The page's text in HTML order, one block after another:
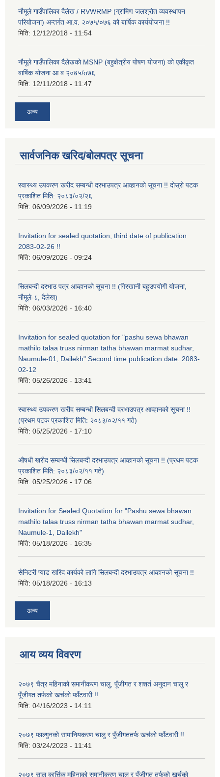
नौमूले गाउँपालिका दैलेख / RVWRMP (ग्रामिण जलश्रोत व्यवस्थापन
परियोजना) अन्तर्गत आ.व. २०७५/०७६ को बार्षिक कार्ययोजना !!
मिति: 12/12/2018 - 11:54
नौमूले गाउँपालिका दैलेखको MSNP (बहुक्षेत्रीय पोषण योजना) को एकीकृत
बार्षिक योजना आ ब २०७५/o७६
मिति: 12/11/2018 - 11:47
अन्य
सार्वजनिक खरिद/बोलपत्र सूचना
स्वास्थ्य उपकरण खरीद सम्बन्धी दरभाउपत्र आव्हानको सूचना !! दोस्रो पटक
प्रकाशित मिति: २०८३/०२/२६
मिति: 06/09/2026 - 11:19
Invitation for sealed quotation, third date of publication
2083-02-26 !!
मिति: 06/09/2026 - 09:24
सिलबन्दी दरभाउ पत्र आव्हानको सूचना !! (गिरखानी बहुउपयोगी योजना,
नौमूले-८, दैलेख)
मिति: 06/03/2026 - 16:40
Invitation for sealed quotation for "pashu sewa bhawan
mathilo talaa truss nirman tatha bhawan marmat sudhar,
Naumule-01, Dailekh" Second time publication date: 2083-
02-12
मिति: 05/26/2026 - 13:41
स्वास्थ्य उपकरण खरीद सम्बन्धी सिलबन्दी दरभाउपत्र आव्हानको सूचना !!
(प्रथम पटक प्रकाशित मिति: २०८३/०२/११ गते)
मिति: 05/25/2026 - 17:10
औषधी खरीद सम्बन्धी सिलबन्दी दरभाउपत्र आव्हानको सूचना !! (प्रथम पटक
प्रकाशित मिति: २०८३/०२/११ गते)
मिति: 05/25/2026 - 17:06
Invitation for Sealed Quotation for "Pashu sewa bhawan
mathilo talaa truss nirman tatha bhawan marmat sudhar,
Naumule-1, Dailekh"
मिति: 05/18/2026 - 16:35
सेनिटरी प्याड खरिद कार्यको लागि सिलबन्दी दरभाउपत्र आव्हानको सूचना !!
मिति: 05/18/2026 - 16:13
अन्य
आय व्यय विवरण
२०७९ चैत्र महिनाको समानीकरण चालु, पूँजीगत र शशर्त अनुदान चालु र
पूँजीगत तर्फको खर्चको फाँटवारी !!
मिति: 04/16/2023 - 14:11
२०७९ फाल्गुनको सामानियकरण चालु र पुँजीगततर्फ खर्चको फाँटवारी !!
मिति: 03/24/2023 - 11:41
२०७९ साल कार्त्तिक महिनाको समानीकरण चालु र पूँजीगत तर्फको खर्चको